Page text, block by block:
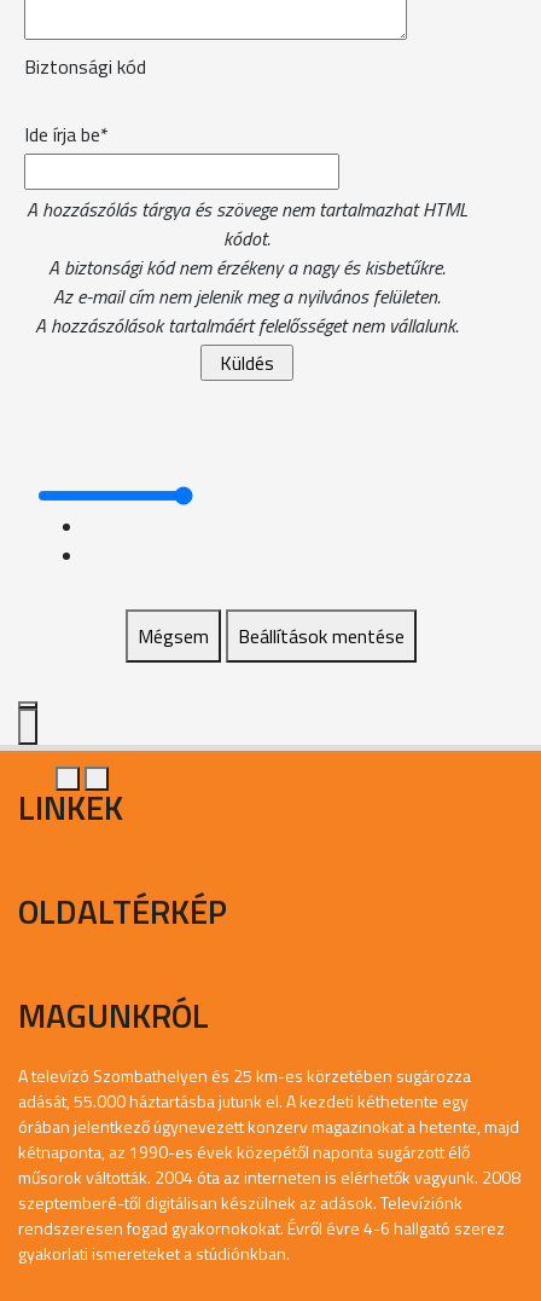
Biztonsági kód
Ide írja be*
A hozzászólás tárgya és szövege nem tartalmazhat HTML
kódot.
A biztonsági kód nem érzékeny a nagy és kisbetűkre.
Az e-mail cím nem jelenik meg a nyilvános felületen.
A hozzászólások tartalmáért felelősséget nem vállalunk.
Mégsem Beállítások mentése
LINKEK
OLDALTÉRKÉP
MAGUNKRÓL
A televízó Szombathelyen és 25 km-es körzetében sugározza
adását, 55.000 háztartásba jutunk el. A kezdeti kéthetente egy
órában jelentkező úgynevezett konzerv magazinokat a hetente, majd
kétnaponta, az 1990-es évek közepétől naponta sugárzott élő
műsorok váltották. 2004 óta az interneten is elérhetők vagyunk. 2008
szeptemberé-től digitálisan készülnek az adások. Televíziónk
rendszeresen fogad gyakornokokat. Évről évre 4-6 hallgató szerez
gyakorlati ismereteket a stúdiónkban.